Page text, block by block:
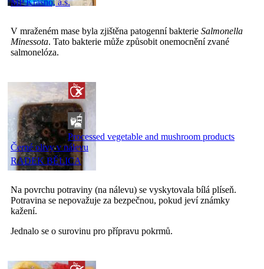
MP Krásno, a.s.
V mraženém mase byla zjištěna patogenní bakterie Salmonella
Minessota. Tato bakterie může způsobit onemocnění zvané
salmonelóza.
Processed vegetable and mushroom products
Černé olivy v nálevu
RADEK BĚLICA
Na povrchu potraviny (na nálevu) se vyskytovala bílá plíseň.
Potravina se nepovažuje za bezpečnou, pokud jeví známky
kažení.
Jednalo se o surovinu pro přípravu pokrmů.